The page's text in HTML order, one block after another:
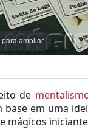
ampliar
de
em uma
mágicos